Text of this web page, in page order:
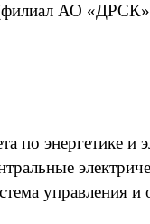
АО
по энергетике